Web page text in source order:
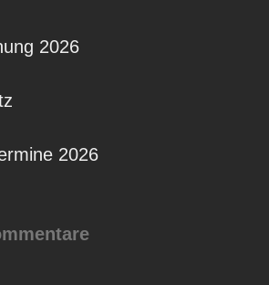
2026
2026